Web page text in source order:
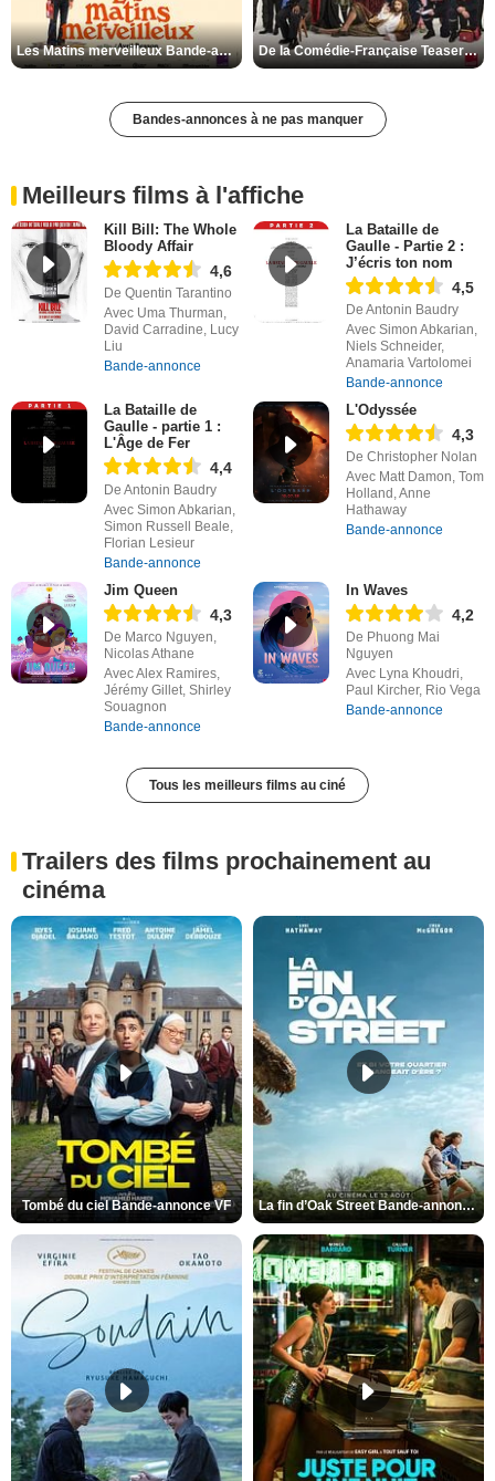
Les Matins merveilleux Bande-annonce VF De la Comédie-Française Teaser VF
Bandes-annonces à ne pas manquer
Meilleurs films à l'affiche
Kill Bill: The Whole
Bloody Affair
4,6
De Quentin Tarantino
Avec Uma Thurman,
David Carradine, Lucy
Liu
Bande-annonce
La Bataille de
Gaulle - Partie 2 :
J’écris ton nom
4,5
De Antonin Baudry
Avec Simon Abkarian,
Niels Schneider,
Anamaria Vartolomei
Bande-annonce
La Bataille de
Gaulle - partie 1 :
L'Âge de Fer
4,4
De Antonin Baudry
Avec Simon Abkarian,
Simon Russell Beale,
Florian Lesieur
Bande-annonce
L'Odyssée
4,3
De Christopher Nolan
Avec Matt Damon, Tom
Holland, Anne
Hathaway
Bande-annonce
Jim Queen
4,3
De Marco Nguyen,
Nicolas Athane
Avec Alex Ramires,
Jérémy Gillet, Shirley
Souagnon
Bande-annonce
In Waves
4,2
De Phuong Mai
Nguyen
Avec Lyna Khoudri,
Paul Kircher, Rio Vega
Bande-annonce
Tous les meilleurs films au ciné
Trailers des films prochainement au
cinéma
Tombé du ciel Bande-annonce VF La fin d’Oak Street Bande-annonce VO STFR